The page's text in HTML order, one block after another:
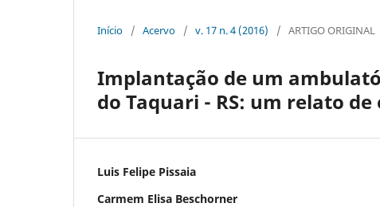
Início / Acervo / v. 17 n. 4 (2016) / ARTIGO ORIGINAL
Implantação de um
do Taquari - RS: um relato
Luis Felipe Pissaia
Carmem Elisa Beschorner